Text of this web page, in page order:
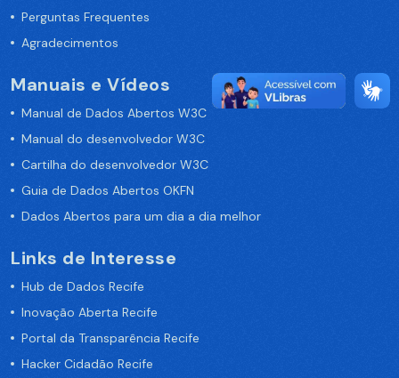
Perguntas Frequentes
Agradecimentos
Manuais e Vídeos
Manual de Dados Abertos W3C
Manual do desenvolvedor W3C
Cartilha do desenvolvedor W3C
Guia de Dados Abertos OKFN
Dados Abertos para um dia a dia melhor
Links de Interesse
Hub de Dados Recife
Inovação Aberta Recife
Portal da Transparência Recife
Hacker Cidadão Recife